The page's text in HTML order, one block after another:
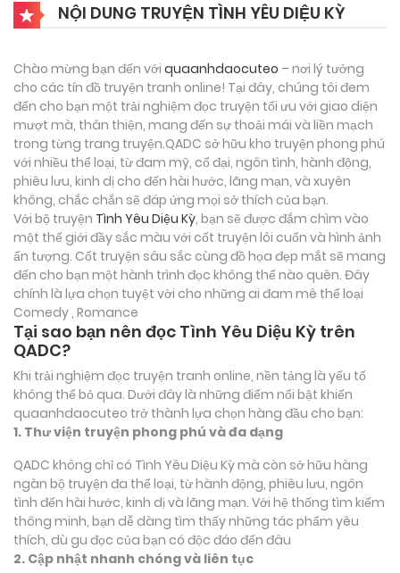
NỘI DUNG TRUYỆN TÌNH YÊU DIỆU KỲ
Chào mừng bạn đến với quaanhdaocuteo – nơi lý tưởng
cho các tín đồ truyện tranh online! Tại đây, chúng tôi đem
đến cho bạn một trải nghiệm đọc truyện tối ưu với giao diện
mượt mà, thân thiện, mang đến sự thoải mái và liền mạch
trong từng trang truyện.QADC sở hữu kho truyện phong phú
với nhiều thể loại, từ đam mỹ, cổ đại, ngôn tình, hành động,
phiêu lưu, kinh dị cho đến hài hước, lãng mạn, và xuyên
không, chắc chắn sẽ đáp ứng mọi sở thích của bạn.
Với bộ truyện Tình Yêu Diệu Kỳ, bạn sẽ được đắm chìm vào
một thế giới đầy sắc màu với cốt truyện lôi cuốn và hình ảnh
ấn tượng. Cốt truyện sâu sắc cùng đồ họa đẹp mắt sẽ mang
đến cho bạn một hành trình đọc không thể nào quên. Đây
chính là lựa chọn tuyệt vời cho những ai đam mê thể loại
Comedy , Romance
Tại sao bạn nên đọc Tình Yêu Diệu Kỳ trên
QADC?
Khi trải nghiệm đọc truyện tranh online, nền tảng là yếu tố
không thể bỏ qua. Dưới đây là những điểm nổi bật khiến
quaanhdaocuteo trở thành lựa chọn hàng đầu cho bạn:
1. Thư viện truyện phong phú và đa dạng
QADC không chỉ có Tình Yêu Diệu Kỳ mà còn sở hữu hàng
ngàn bộ truyện đa thể loại, từ hành động, phiêu lưu, ngôn
tình đến hài hước, kinh dị và lãng mạn. Với hệ thống tìm kiếm
thông minh, bạn dễ dàng tìm thấy những tác phẩm yêu
thích, dù gu đọc của bạn có độc đáo đến đâu
2. Cập nhật nhanh chóng và liên tục